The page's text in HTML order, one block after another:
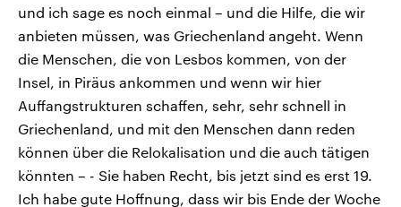
und ich sage es noch einmal – und die Hilfe, die wir
anbieten müssen, was Griechenland angeht. Wenn
die Menschen, die von Lesbos kommen, von der
Insel, in Piräus ankommen und wenn wir hier
Auffangstrukturen schaffen, sehr, sehr schnell in
Griechenland, und mit den Menschen dann reden
können über die Relokalisation und die auch tätigen
könnten – - Sie haben Recht, bis jetzt sind es erst 19.
Ich habe gute Hoffnung, dass wir bis Ende der Woche